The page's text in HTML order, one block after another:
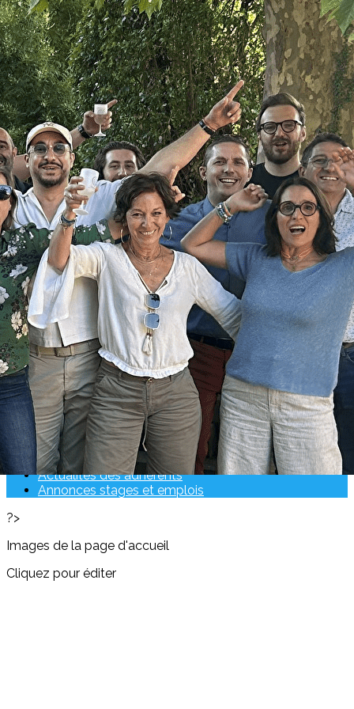
Exporter les lignes sélectionnées
Exporter toutes les colonnes
Exporter uniquement les colonnes affichées
Menu
Ajoutez un logo, un bouton, des réseaux sociaux
Cliquez pour éditer
Accueil▴▾
PRESENTATION▴▾
EVENEMENTS▴▾
RETOUR SUR LES EVENEMENTS PASSES
EVENEMENTS A VENIR
ACTUALITES▴▾
Actualités des adhérents
Annonces stages et emplois
ADHERER▴▾
Se connecter
RETOUR SUR LES EVENEMENTS PASSES
EVENEMENTS A VENIR
Actualités des adhérents
Annonces stages et emplois
?>
Images de la page d'accueil
Cliquez pour éditer